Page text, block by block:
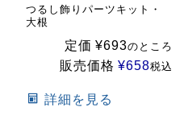
つるし飾りパーツキット・
大根
定価 ¥693のところ
販売価格 ¥658税込
詳細を見る